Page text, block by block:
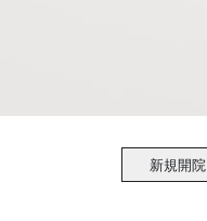
新規開院